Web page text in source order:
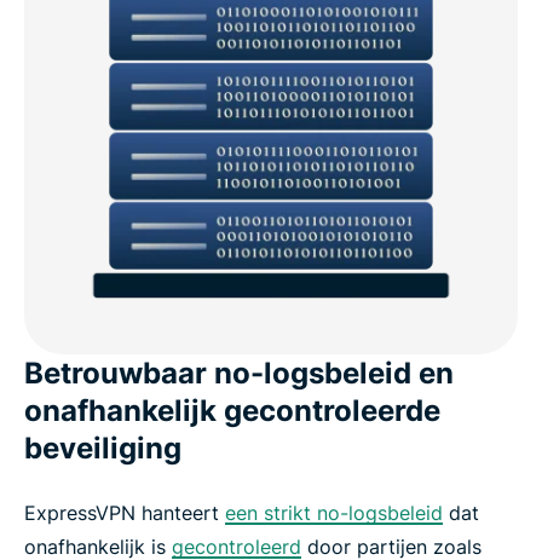
Betrouwbaar no-logsbeleid en
onafhankelijk gecontroleerde
beveiliging
ExpressVPN hanteert een strikt no-logsbeleid dat
onafhankelijk is gecontroleerd door partijen zoals